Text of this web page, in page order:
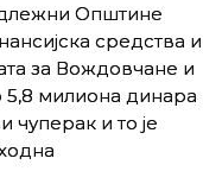
Општине
средства и
за Вождовчане и
5,8 милиона динара
чуперак и то је